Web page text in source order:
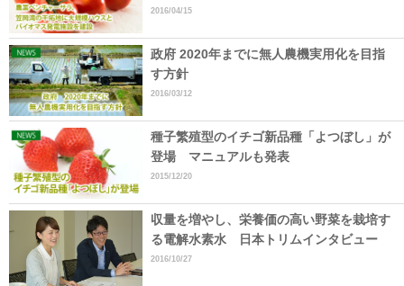
2016/04/15
政府 2020年までに無人農機実用化を目指
す方針
2016/03/12
種子繁殖型のイチゴ新品種「よつぼし」が
登場 マニュアルも発表
2015/12/20
収量を増やし、栄養価の高い野菜を栽培す
る電解水素水 日本トリムインタビュー
2016/10/27